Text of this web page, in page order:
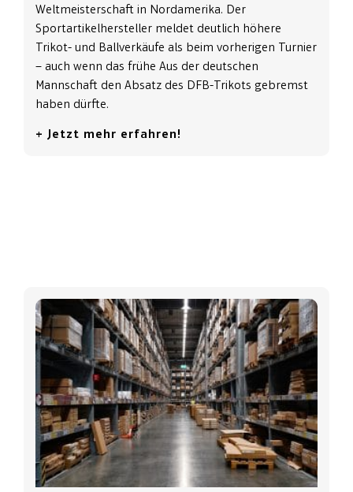
Weltmeisterschaft in Nordamerika. Der
Sportartikelhersteller meldet deutlich höhere
Trikot- und Ballverkäufe als beim vorherigen Turnier
– auch wenn das frühe Aus der deutschen
Mannschaft den Absatz des DFB-Trikots gebremst
haben dürfte.
+ Jetzt mehr erfahren!